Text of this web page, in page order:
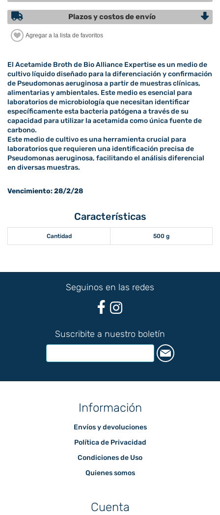
Plazos y costos de envío
El Acetamide Broth de Bio Alliance Expertise es un medio de
cultivo líquido diseñado para la diferenciación y confirmación
de Pseudomonas aeruginosa a partir de muestras clínicas,
alimentarias y ambientales. Este medio es esencial para
laboratorios de microbiología que necesitan identificar
específicamente esta bacteria patógena a través de su
capacidad para utilizar la acetamida como única fuente de
carbono.
Este medio de cultivo es una herramienta crucial para
laboratorios que requieren una identificación precisa de
Pseudomonas aeruginosa, facilitando el análisis diferencial
en diversas muestras.
Vencimiento: 28/2/28
Características
Cantidad 500 g
Seguinos en las redes
Suscribite a nuestro boletín
Información
Envíos y devoluciones
Política de Privacidad
Condiciones de Uso
Quienes somos
Cuenta